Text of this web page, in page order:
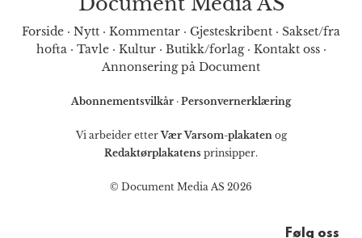
Forside · Nytt · Kommentar · Gjesteskribent · Sakset/fra
hofta· Tavle· Kultur· Butikk/forlag· Kontakt oss·
Annonsering på Document
Abonnementsvilkår · Personvernerklæring
Vi arbeider etterVær Varsom-plakatenog
Redaktørplakatens prinsipper.
© Document Media AS 2026
Følg oss